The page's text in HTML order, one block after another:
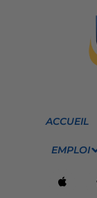
ACCUEIL
EMPLOI